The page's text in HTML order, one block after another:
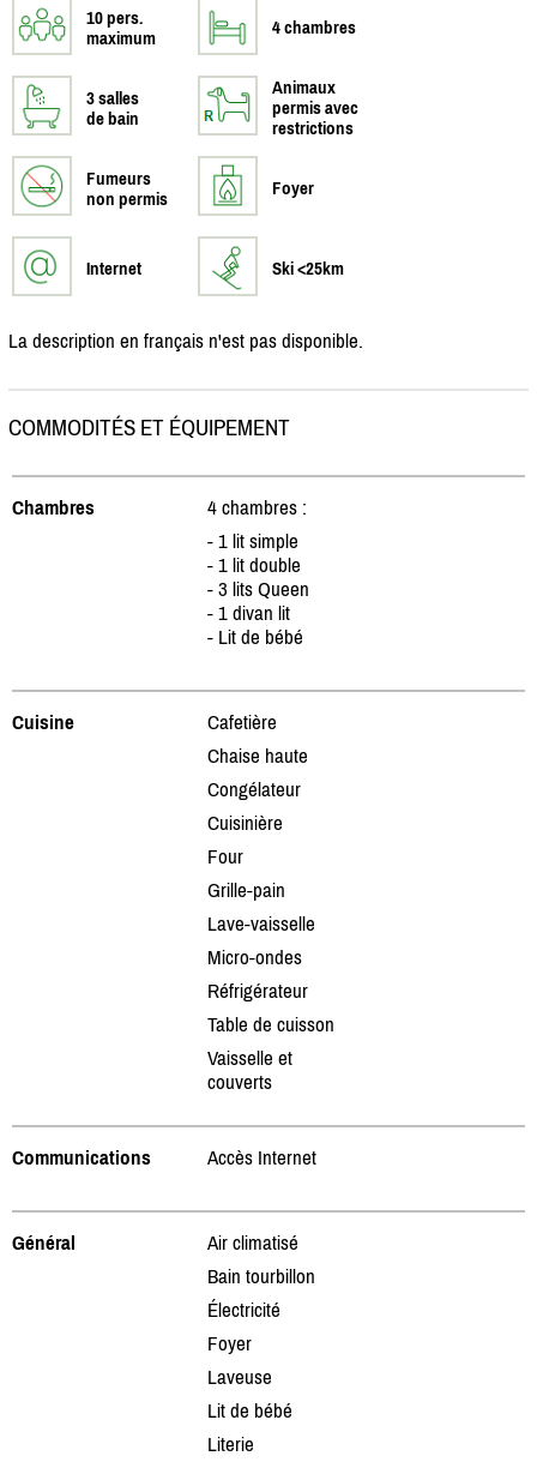
10 pers.
maximum
4 chambres
3 salles
de bain
Animaux
permis avec
restrictions
Fumeurs
non permis
Foyer
Internet Ski <25km
La description en français n'est pas disponible.
COMMODITÉS ET ÉQUIPEMENT
Chambres
4 chambres :
- 1 lit simple
- 1 lit double
- 3 lits Queen
- 1 divan lit
- Lit de bébé
Cuisine
Cafetière
Chaise haute
Congélateur
Cuisinière
Four
Grille-pain
Lave-vaisselle
Micro-ondes
Réfrigérateur
Table de cuisson
Vaisselle et
couverts
Communications Accès Internet
Général
Air climatisé
Bain tourbillon
Électricité
Foyer
Laveuse
Lit de bébé
Literie